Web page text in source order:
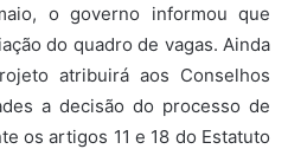
o governo informou que
do quadro de vagas. Ainda
atribuirá aos Conselhos
a decisão do processo de
os artigos 11 e 18 do Estatuto